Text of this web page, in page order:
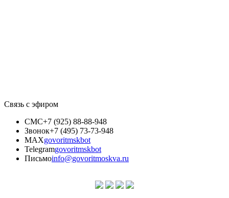
Связь с эфиром
СМС+7 (925) 88-88-948
Звонок+7 (495) 73-73-948
MAXgovoritmskbot
Telegramgovoritmskbot
Письмоinfo@govoritmoskva.ru